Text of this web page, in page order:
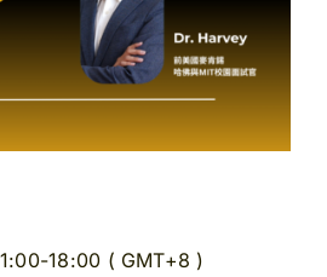
18:00 ( GMT+8 )